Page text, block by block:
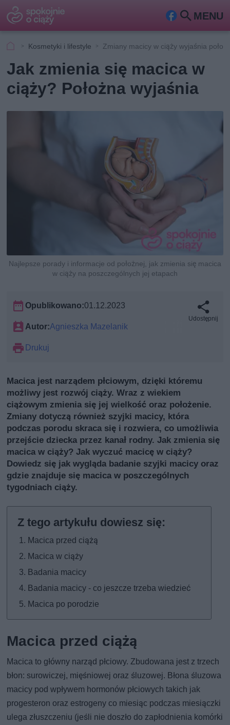
MENU
Fa
ook
Szu
kaj
Kosmetyki i lifestyle Zmiany macicy w ciąży wyjaśnia
Jak zmienia się macica w
ciąży? Położna wyjaśnia
Najlepsze porady i informacje od położnej, jak zmienia się macica
w ciąży na poszczególnych jej etapach
Opublikowano:01.12.2023
Autor:Agnieszka Mazelanik
Drukuj
Udostępnij
Macica jest narządem płciowym, dzięki któremu
możliwy jest rozwój ciąży. Wraz z wiekiem
ciążowym zmienia się jej wielkość oraz położenie.
Zmiany dotyczą również szyjki macicy, która
podczas porodu skraca się i rozwiera, co umożliwia
przejście dziecka przez kanał rodny. Jak zmienia się
macica w ciąży? Jak wyczuć macicę w ciąży?
Dowiedz się jak wygląda badanie szyjki macicy oraz
gdzie znajduje się macica w poszczególnych
tygodniach ciąży.
Macica przed ciążą
Macica w ciąży
Badania macicy
Badania macicy - co jeszcze trzeba wiedzieć
Macica po porodzie
Macica przed ciążą
Macica to główny narząd płciowy. Zbudowana jest z trzech
błon: surowiczej, mięśniowej oraz śluzowej. Błona śluzowa
macicy pod wpływem hormonów płciowych takich jak
progesteron oraz estrogeny co miesiąc podczas miesiączki
ulega złuszczeniu (jeśli nie doszło do zapłodnienia komórki